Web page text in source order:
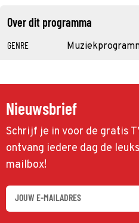
Over dit programma
GENRE
Nieuwsbrief
Schrijf je in voor de gratis
ontvang iedere dag de
mailbox!